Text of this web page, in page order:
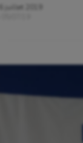
6 juillet 2019